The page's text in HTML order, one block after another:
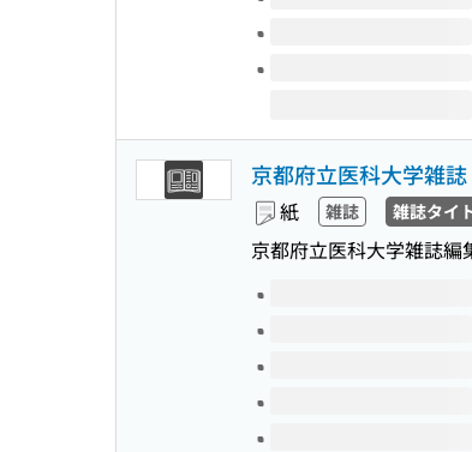
京都府立医科大学雑誌
紙 雑誌 雑誌タイ
京都府立医科大学雑誌編
このタイトルの巻号